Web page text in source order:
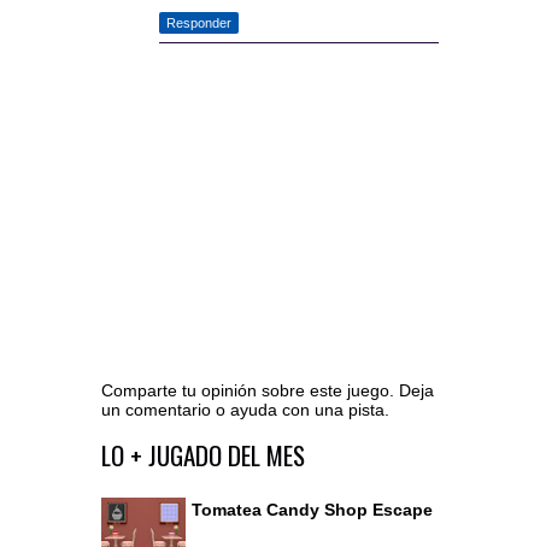
Responder
Comparte tu opinión sobre este juego. Deja
un comentario o ayuda con una pista.
Ir al editor de comentarios
LO + JUGADO DEL MES
Tomatea Candy Shop Escape